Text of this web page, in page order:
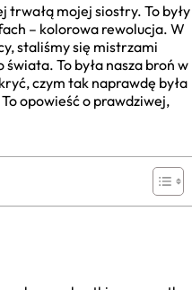
trwałą mojej siostry. To były
– kolorowa rewolucja. W
staliśmy się mistrzami
To była nasza broń w
czym tak naprawdę była
opowieść o prawdziwej,